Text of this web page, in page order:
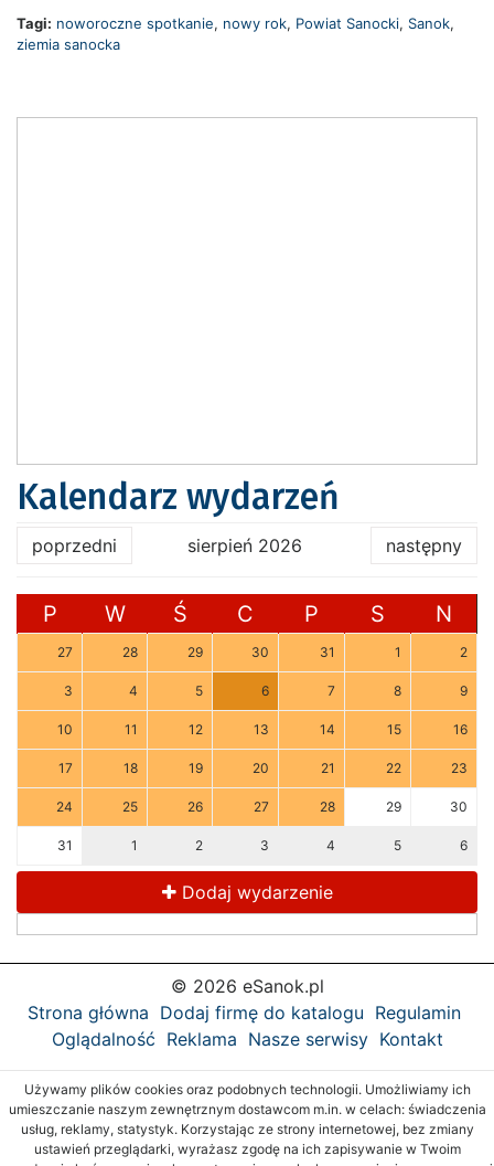
Tagi: noworoczne spotkanie, nowy rok, Powiat Sanocki, Sanok,
ziemia sanocka
Kalendarz wydarzeń
poprzedni sierpień 2026 następny
P W Ś C P S N
27 28 29 30 31 1 2
3 4 5 6 7 8 9
10 11 12 13 14 15 16
17 18 19 20 21 22 23
24 25 26 27 28 29 30
31 1 2 3 4 5 6
Dodaj wydarzenie
© 2026 eSanok.pl
Strona główna Dodaj firmę do katalogu Regulamin
Oglądalność Reklama Nasze serwisy Kontakt
Używamy plików cookies oraz podobnych technologii. Umożliwiamy ich
umieszczanie naszym zewnętrznym dostawcom m.in. w celach: świadczenia
usług, reklamy, statystyk. Korzystając ze strony internetowej, bez zmiany
ustawień przeglądarki, wyrażasz zgodę na ich zapisywanie w Twoim